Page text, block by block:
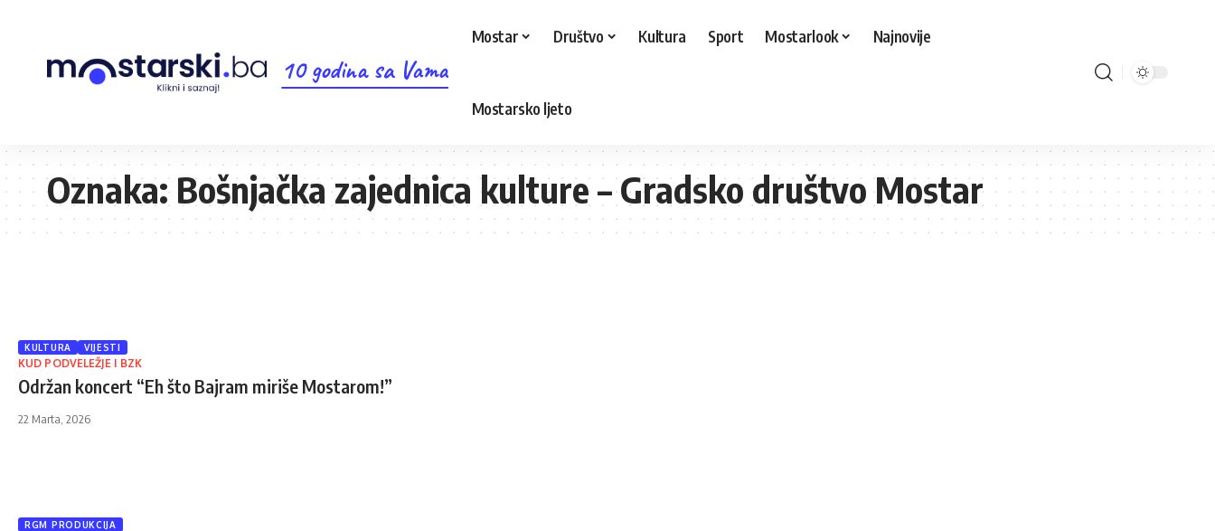
10 godina sa Vama
Mostar Društvo Kultura Sport Mostarlook Najnovije
Mostarsko ljeto
Oznaka:Bošnjačka zajednica kulture – Gradsko društvo Mostar
KULTURA VIJESTI
KUD PODVELEŽJE I BZK
Održan koncert “Eh što Bajram miriše Mostarom!”
22 Marta, 2026
RGM PRODUKCIJA